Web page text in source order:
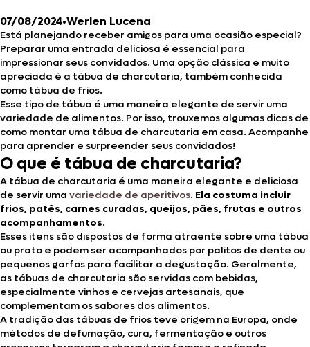
07/08/2024•Werlen Lucena
Está planejando receber amigos para uma ocasião especial?
Preparar uma entrada deliciosa é essencial para
impressionar seus convidados. Uma opção clássica e muito
apreciada é a tábua de charcutaria, também conhecida
como tábua de frios.
Esse tipo de tábua é uma maneira elegante de servir uma
variedade de alimentos. Por isso, trouxemos algumas dicas de
como montar uma tábua de charcutaria em casa. Acompanhe
para aprender e surpreender seus convidados!
O que é tábua de charcutaria?
A tábua de charcutaria é uma maneira elegante e deliciosa
de servir uma variedade de aperitivos. Ela costuma incluir
frios, patês, carnes curadas, queijos, pães, frutas e outros
acompanhamentos.
Esses itens são dispostos de forma atraente sobre uma tábua
ou prato e podem ser acompanhados por palitos de dente ou
pequenos garfos para facilitar a degustação. Geralmente,
as tábuas de charcutaria são servidas com bebidas,
especialmente vinhos e cervejas artesanais, que
complementam os sabores dos alimentos.
A tradição das tábuas de frios teve origem na Europa, onde
métodos de defumação, cura, fermentação e outros